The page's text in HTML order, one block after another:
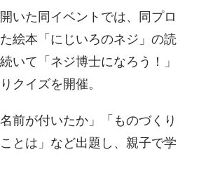
いた同イベントでは、同プロ
絵本「にじいろのネジ」の読
いて「ネジ博士になろう！」
クイズを開催。
前が付いたか」「ものづくり
とは」など出題し、親子で学